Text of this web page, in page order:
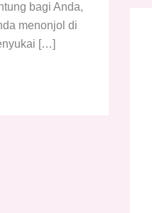
bagi Anda,
menonjol di
[…]